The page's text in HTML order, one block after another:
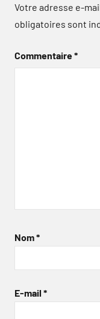
Votre adresse e-
obligatoires sont
Commentaire*
Nom*
E-mail *